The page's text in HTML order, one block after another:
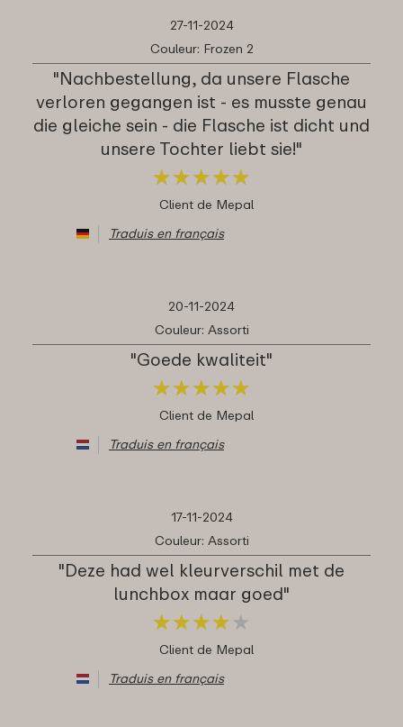
27-11-2024
Couleur: Frozen 2
"Nachbestellung, da unsere Flasche
verloren gegangen ist - es musste genau
die gleiche sein - die Flasche ist dicht und
unsere Tochter liebt sie!"
★★★★★
★★★★★
Client de Mepal
Traduis en français
20-11-2024
Couleur: Assorti
"Goede kwaliteit"
★★★★★
★★★★★
Client de Mepal
Traduis en français
17-11-2024
Couleur: Assorti
"Deze had wel kleurverschil met de
lunchbox maar goed"
★★★★ ★
★★★★ ★
Client de Mepal
Traduis en français